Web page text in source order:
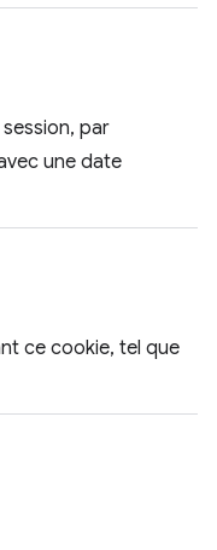
par
une date
ce cookie, tel que